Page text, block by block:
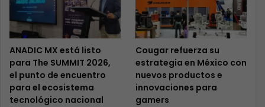
ANADIC MX está listo
para The SUMMIT 2026,
el punto de encuentro
para el ecosistema
tecnológico nacional
Cougar refuerza su
estrategia en México con
nuevos productos e
innovaciones para
gamers